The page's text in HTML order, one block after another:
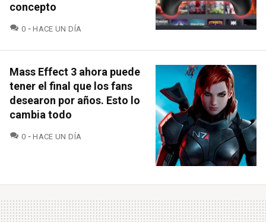
concepto
0 COMENTARIOS
HACE UN DÍA
Mass Effect 3 ahora puede
tener el final que los fans
desearon por años. Esto lo
cambia todo
0 COMENTARIOS
HACE UN DÍA